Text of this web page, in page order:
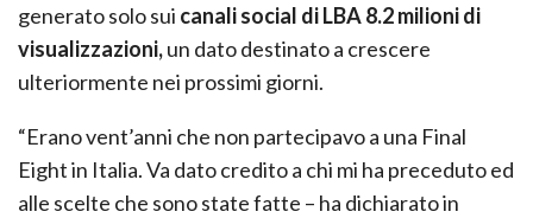
generato solo sui canali social di LBA 8.2 milioni di
visualizzazioni,un dato destinato a crescere
ulteriormente nei prossimi giorni.
“Erano vent’anni che non partecipavo a una Final
Eight in Italia. Va dato credito a chi mi ha preceduto ed
alle scelte che sono state fatte – ha dichiarato in